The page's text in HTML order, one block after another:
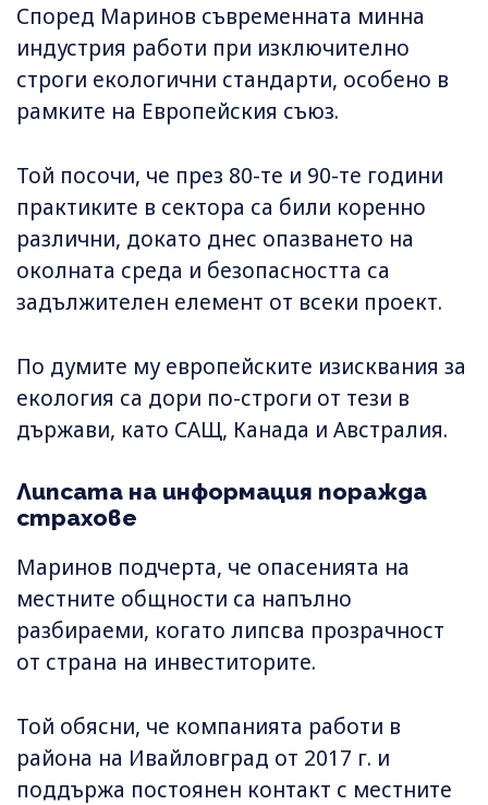
Според Маринов съвременната минна
индустрия работи при изключително
строги екологични стандарти, особено в
рамките на Европейския съюз.
Той посочи, че през 80-те и 90-те години
практиките в сектора са били коренно
различни, докато днес опазването на
околната среда и безопасността са
задължителен елемент от всеки проект.
По думите му европейските изисквания за
екология са дори по-строги от тези в
държави, като САЩ, Канада и Австралия.
Липсата на информация поражда
страхове
Маринов подчерта, че опасенията на
местните общности са напълно
разбираеми, когато липсва прозрачност
от страна на инвеститорите.
Той обясни, че компанията работи в
района на Ивайловград от 2017 г. и
поддържа постоянен контакт с местните